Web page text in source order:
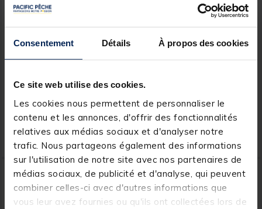
Consentement Détails À propos des cookies
Ce site web utilise des cookies.
Les cookies nous permettent de personnaliser le
contenu et les annonces, d'offrir des fonctionnalités
relatives aux médias sociaux et d'analyser notre
trafic. Nous partageons également des informations
sur l'utilisation de notre site avec nos partenaires de
médias sociaux, de publicité et d'analyse, qui peuvent
combiner celles-ci avec d'autres informations que
vous leur avez fournies ou qu'ils ont collectées lors de
WESTIN
Leurre Dur Spintail Westin
3.4cm, 17g
9, 99 € Ajouter au panier
Expédition sous 24 h
11, 99 €
Expédition sous 24 h
NOUVEAU